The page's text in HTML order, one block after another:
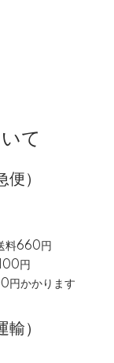
て
）
料660円
円
円かかります
）